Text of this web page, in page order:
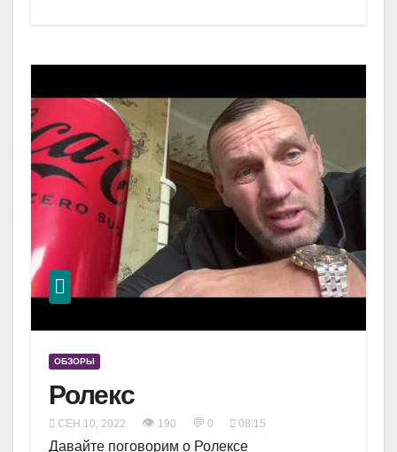
ОБЗОРЫ
Ролекс
СЕН 10, 2022 👁 190 💬 0 08:15
Давайте поговорим о Ролексе